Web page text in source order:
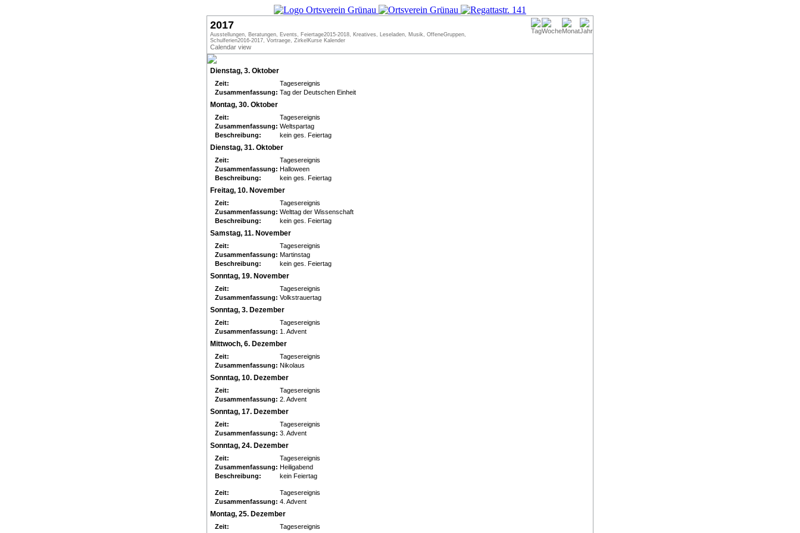
2017
Ausstellungen, Beratungen, Events, Feiertage2015-2018, Kreatives, Leseladen, Musik, OffeneGruppen,
Schulferien2016-2017, Vortraege, ZirkelKurse Kalender
Calendar view
Dienstag, 3. Oktober
Zeit:
Tagesereignis
Zusammenfassung: Tag der Deutschen Einheit
Montag, 30. Oktober
Zeit:
Tagesereignis
Zusammenfassung: Weltspartag
Beschreibung:
kein ges. Feiertag
Dienstag, 31. Oktober
Zeit:
Tagesereignis
Zusammenfassung: Halloween
Beschreibung:
kein ges. Feiertag
Freitag, 10. November
Zeit:
Tagesereignis
Zusammenfassung: Welttag der Wissenschaft
Beschreibung:
kein ges. Feiertag
Samstag, 11. November
Zeit:
Tagesereignis
Zusammenfassung: Martinstag
Beschreibung:
kein ges. Feiertag
Sonntag, 19. November
Zeit:
Tagesereignis
Zusammenfassung: Volkstrauertag
Sonntag, 3. Dezember
Zeit:
Tagesereignis
Zusammenfassung: 1. Advent
Mittwoch, 6. Dezember
Zeit:
Tagesereignis
Zusammenfassung: Nikolaus
Sonntag, 10. Dezember
Zeit:
Tagesereignis
Zusammenfassung: 2. Advent
Sonntag, 17. Dezember
Zeit:
Tagesereignis
Zusammenfassung: 3. Advent
Sonntag, 24. Dezember
Zeit:
Tagesereignis
Zusammenfassung: Heiligabend
Beschreibung:
kein Feiertag
Zeit:
Tagesereignis
Zusammenfassung: 4. Advent
Montag, 25. Dezember
Zeit:
Tagesereignis